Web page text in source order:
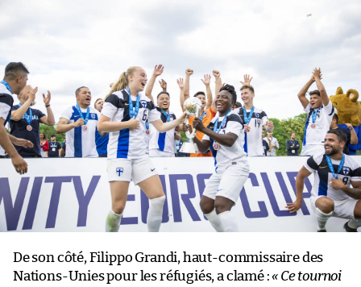
De son côté, Filippo Grandi, haut-commissaire des
Nations-Unies pour les réfugiés, a clamé :« Ce tournoi